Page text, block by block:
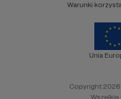
Warunki
Unia
Copyright
Wszelkie